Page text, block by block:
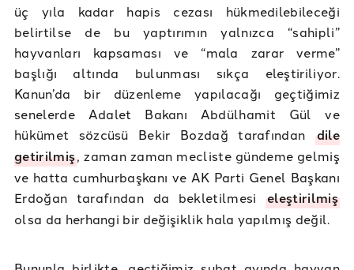
üç yıla kadar hapis cezası hükmedilebileceği
belirtilse de bu yaptırımın yalnızca “sahipli”
hayvanları kapsaması ve “mala zarar verme”
başlığı altında bulunması sıkça eleştiriliyor.
Kanun’da bir düzenleme yapılacağı geçtiğimiz
senelerde Adalet Bakanı Abdülhamit Gül ve
hükümet sözcüsü Bekir Bozdağ tarafından dile
getirilmiş, zaman zaman mecliste gündeme gelmiş
ve hatta cumhurbaşkanı ve AK Parti Genel Başkanı
Erdoğan tarafından da bekletilmesieleştirilmiş
olsa da herhangi bir değişiklik hala yapılmış değil.